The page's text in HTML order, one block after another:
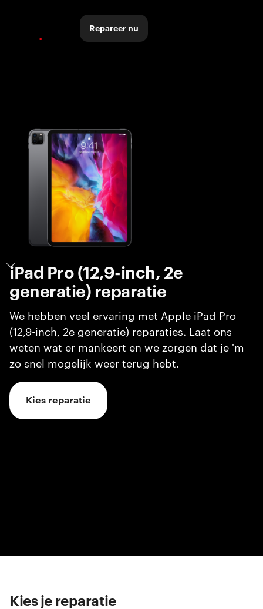
Repareer nu
iPad Pro (12,9-inch, 2e
generatie) reparatie
We hebben veel ervaring met Apple iPad Pro
(12,9-inch, 2e generatie) reparaties. Laat ons
weten wat er mankeert en we zorgen dat je 'm
zo snel mogelijk weer terug hebt.
Kies reparatie
Kies je reparatie